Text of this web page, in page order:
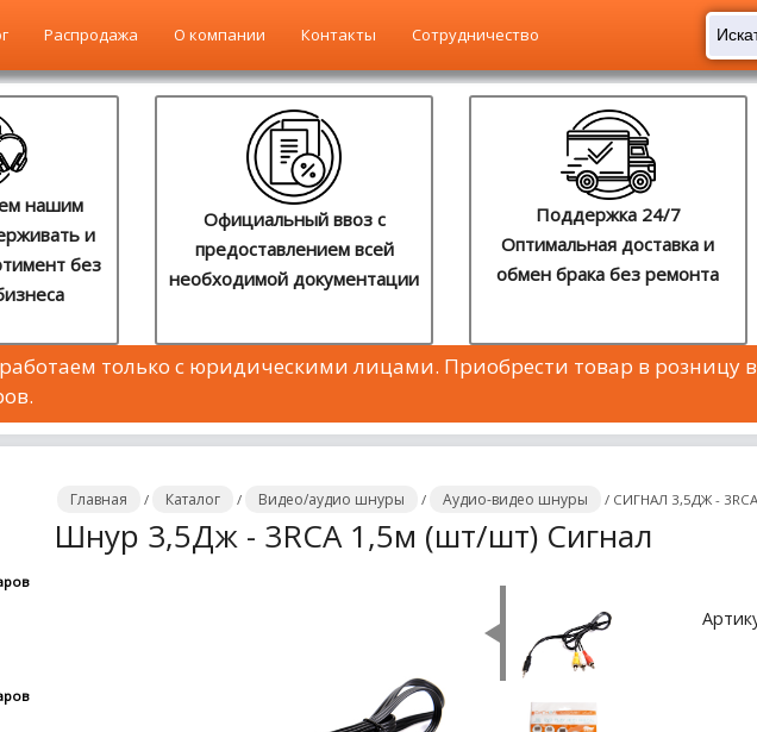
Распродажа О компании Контакты Сотрудничество
нашим
и
без
Официальный ввоз с
предоставлением всей
необходимой документации
Поддержка 24/7
Оптимальная доставка и
обмен брака без ремонта
только с юридическими лицами. Приобрести товар в розницу
Главная / Каталог / Видео/аудио шнуры / Аудио-видео шнуры / СИГНАЛ 3,5ДЖ -
Шнур 3,5Дж - 3RCA 1,5м (шт/шт) Сигнал